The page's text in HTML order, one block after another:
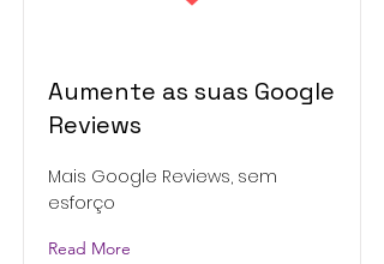
Aumente as suas Google
Reviews
Mais Google Reviews, sem
esforço
Read More